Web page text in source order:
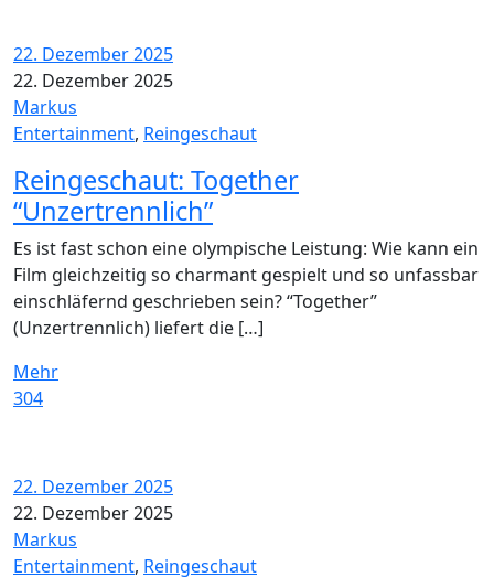
22. Dezember 2025
22. Dezember 2025
Markus
Entertainment, Reingeschaut
Reingeschaut: Together
“Unzertrennlich”
Es ist fast schon eine olympische Leistung: Wie kann ein
Film gleichzeitig so charmant gespielt und so unfassbar
einschläfernd geschrieben sein? “Together”
(Unzertrennlich) liefert die […]
Mehr
304
22. Dezember 2025
22. Dezember 2025
Markus
Entertainment, Reingeschaut